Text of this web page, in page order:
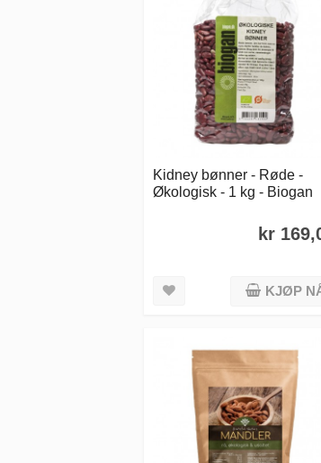
Kidney bønner - Røde -
Økologisk - 1 kg - Biogan
kr
KJØP